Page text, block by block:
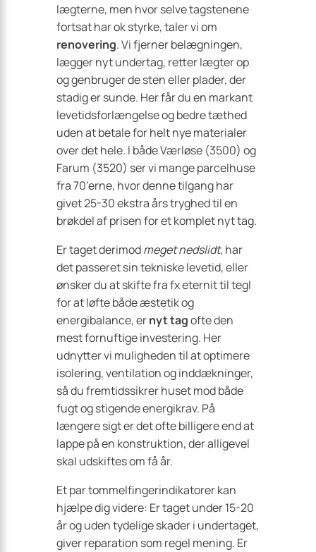
lægterne, men hvor selve tagstenene
fortsat har ok styrke, taler vi om
renovering. Vi fjerner belægningen,
lægger nyt undertag, retter lægter op
og genbruger de sten eller plader, der
stadig er sunde. Her får du en markant
levetidsforlængelse og bedre tæthed
uden at betale for helt nye materialer
over det hele. I både Værløse (3500) og
Farum (3520) ser vi mange parcelhuse
fra 70’erne, hvor denne tilgang har
givet 25-30 ekstra års tryghed til en
brøkdel af prisen for et komplet nyt tag.
Er taget derimodmeget nedslidt, har
det passeret sin tekniske levetid, eller
ønsker du at skifte fra fx eternit til tegl
for at løfte både æstetik og
energibalance, ernyt tagofte den
mest fornuftige investering. Her
udnytter vi muligheden til at optimere
isolering, ventilation og inddækninger,
så du fremtidssikrer huset mod både
fugt og stigende energikrav. På
længere sigt er det ofte billigere end at
lappe på en konstruktion, der alligevel
skal udskiftes om få år.
Et par tommelfingerindikatorer kan
hjælpe dig videre: Er taget under 15-20
år og uden tydelige skader i undertaget,
giver reparation som regel mening. Er